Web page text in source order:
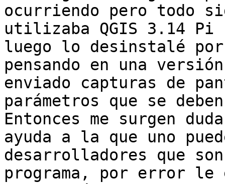
ocurriendo pero todo
utilizaba QGIS 3.14 Pi
luego lo desinstalé
pensando en una
enviado capturas de
parámetros que se
Entonces me surgen
ayuda a la que uno
desarrolladores que
programa, por error